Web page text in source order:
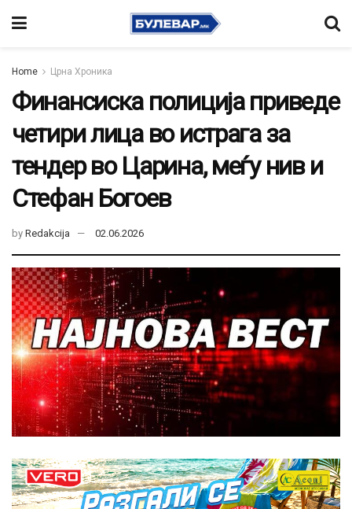
Home Црна Хроника
Финансиска полиција приведе
четири лица во истрага за
тендер во Царина, меѓу нив и
Стефан Богоев
by Redakcija 02.06.2026